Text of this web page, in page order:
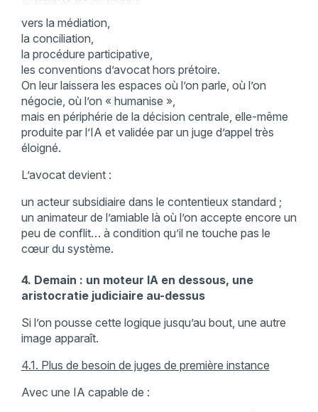
vers la médiation,
la conciliation,
la procédure participative,
les conventions d’avocat hors prétoire.
On leur laissera les espaces où l’on parle, où l’on
négocie, où l’on « humanise »,
mais en périphérie de la décision centrale, elle-même
produite par l’IA et validée par un juge d’appel très
éloigné.
L’avocat devient :
un acteur subsidiaire dans le contentieux standard ;
un animateur de l’amiable là où l’on accepte encore un
peu de conflit… à condition qu’il ne touche pas le
cœur du système.
4. Demain : un moteur IA en dessous, une
aristocratie judiciaire au-dessus
Si l’on pousse cette logique jusqu’au bout, une autre
image apparaît.
4.1. Plus de besoin de juges de première instance
Avec une IA capable de :